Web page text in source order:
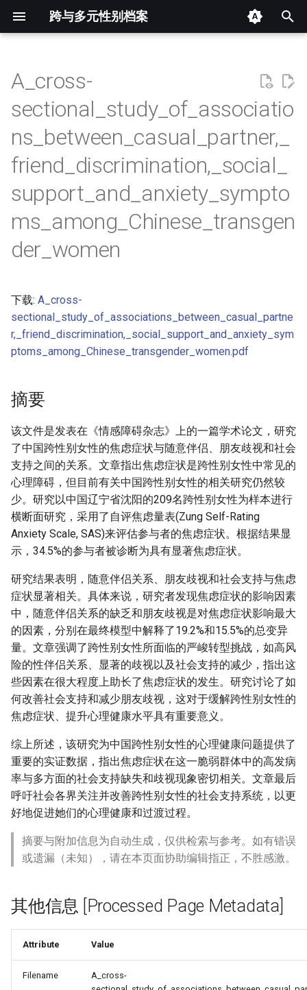
跨与多元性别档案
开
始
索
摘要
其他信息 [Processed Page
Metadata]
正文
A_cross-
sectional_study_of_associatio
ns_between_casual_partner,_
friend_discrimination,_social_
support_and_anxiety_sympto
ms_among_Chinese_transgen
der_women
下载: A_cross-
sectional_study_of_associations_between_casual_partne
r,_friend_discrimination,_social_support_and_anxiety_sym
ptoms_among_Chinese_transgender_women.pdf
摘要
该文件是发表在《情感障碍杂志》上的一篇学术论文，研究
了中国跨性别女性的焦虑症状与随意伴侣、朋友歧视和社会
支持之间的关系。文章指出焦虑症状是跨性别女性中常见的
心理障碍，但目前有关中国跨性别女性的相关研究仍然较
少。研究以中国辽宁省沈阳的209名跨性别女性为样本进行
横断面研究，采用了自评焦虑量表(Zung Self-Rating
Anxiety Scale, SAS)来评估参与者的焦虑症状。根据结果显
示，34.5%的参与者被诊断为具有显著焦虑症状。
研究结果表明，随意伴侣关系、朋友歧视和社会支持与焦虑
症状显著相关。具体来说，研究者发现焦虑症状的影响因素
中，随意伴侣关系的缺乏和朋友歧视是对焦虑症状影响最大
的因素，分别在最终模型中解释了19.2%和15.5%的总变异
量。文章强调了跨性别女性所面临的严峻转型挑战，如高风
险的性伴侣关系、显著的歧视以及社会支持的减少，指出这
些因素在很大程度上助长了焦虑症状的发生。研究讨论了如
何改善社会支持和减少朋友歧视，这对于缓解跨性别女性的
焦虑症状、提升心理健康水平具有重要意义。
综上所述，该研究为中国跨性别女性的心理健康问题提供了
重要的实证数据，指出焦虑症状在这一脆弱群体中的高发病
率与多方面的社会支持缺失和歧视现象密切相关。文章最后
呼吁社会各界关注并改善跨性别女性的社会支持系统，以更
好地促进她们的心理健康和过渡过程。
摘要与附加信息为自动生成，仅供检索与参考。如有错误
或遗漏（未知），请在本页面协助编辑指正，不胜感激。
其他信息 [Processed Page Metadata]
Attribute Value
Filename
A_cross-